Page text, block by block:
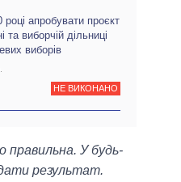
апробувати проєкт
та виборчій дільниці
виборів
НЕ ВИКОНАНО
правильна. У будь-
результат.